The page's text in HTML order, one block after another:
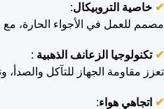
✔ خاصية التروبيكال:
مصمم للعمل في الأجواء الحارة، مع
✔تكنولوجيا الزعانف الذهبية :
تعزز مقاومة الجهاز للتآكل
✔ اتجاهي هواء: